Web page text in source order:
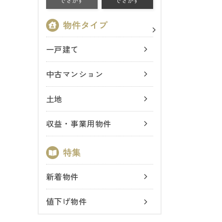
一戸建て
中古マンション
土地
収益・事業用物件
新着物件
値下げ物件